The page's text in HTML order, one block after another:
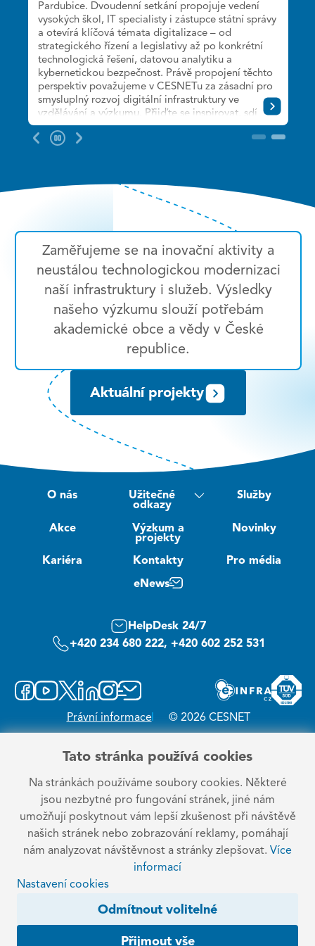
Pozastavit
připomínáme 30 let od založení sdružení, vás
zveme na dvoudenní setkání věnované
technologiím, službám a výzkumu, které pomáhají
rozvíjet českou vědu, výzkum a vzdělávání.
Detailní program ladíme. Registrace jsou již
spuštěny.
Těšíme se na společné setkání 30. září a 1. října
2026 v hotelu Diplomat v Praze.
Pardubice. Dvoudenní setkání propojuje vedení
vysokých škol, IT specialisty i zástupce státní správy
a otevírá klíčová témata digitalizace – od
strategického řízení a legislativy až po konkrétní
technologická řešení, datovou analytiku a
kybernetickou bezpečnost. Právě propojení těchto
perspektiv považujeme v CESNETu za zásadní pro
smysluplný rozvoj digitální infrastruktury ve
vzdělávání a výzkumu. Přijďte se inspirovat, sdílet
zkušenosti a zapojit se do diskuze o tom, jak
budou univerzity fungovat v digitální budoucnosti.
univerzit.cz/
Zaměřujeme se na inovační aktivity a
neustálou technologickou modernizaci
naší infrastruktury i služeb. Výsledky
našeho výzkumu slouží potřebám
akademické obce a vědy v České
republice.
Aktuální projekty
O nás
Užitečné
odkazy
Služby
Akce
Výzkum a
projekty
Novinky
Kariéra Kontakty Pro média
eNews
HelpDesk 24/7
+420 234 680 222, +420 602 252 531
Právní informace © 2026 CESNET
Tato stránka používá cookies
Na stránkách používáme soubory cookies. Některé
jsou nezbytné pro fungování stránek, jiné nám
umožňují poskytnout vám lepší zkušenost při návštěvě
našich stránek nebo zobrazování reklamy, pomáhají
nám analyzovat návštěvnost a stránky zlepšovat. Více
informací
Nastavení cookies
Odmítnout volitelné
Přijmout vše